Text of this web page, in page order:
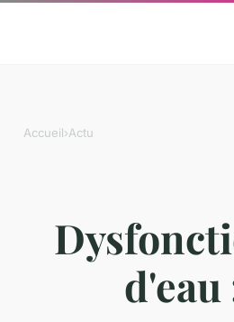
Accueil›Actu